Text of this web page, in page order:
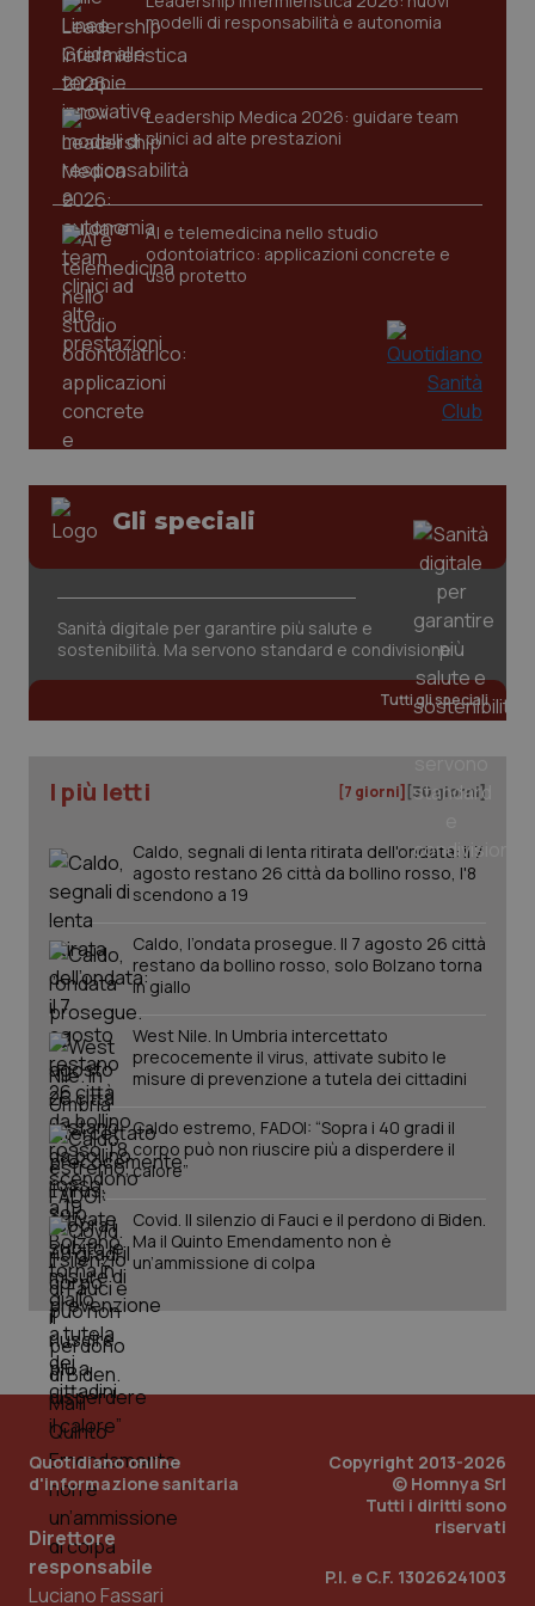
modelli di responsabilità e autonomia
Leadership Medica 2026: guidare team
clinici ad alte prestazioni
AI e telemedicina nello studio
odontoiatrico: applicazioni concrete e
uso protetto
Gli speciali
Sanità digitale per garantire più salute e
sostenibilità. Ma servono standard e condivisione
Tutti gli speciali
I più letti [7 giorni] [30 giorni]
Caldo, segnali di lenta ritirata dell'ondata: il 7
agosto restano 26 città da bollino rosso, l'8
scendono a 19
Caldo, l’ondata prosegue. Il 7 agosto 26 città
restano da bollino rosso, solo Bolzano torna
in giallo
West Nile. In Umbria intercettato
precocemente il virus, attivate subito le
misure di prevenzione a tutela dei cittadini
Caldo estremo, FADOI: “Sopra i 40 gradi il
corpo può non riuscire più a disperdere il
calore”
Covid. Il silenzio di Fauci e il perdono di Biden.
Ma il Quinto Emendamento non è
un’ammissione di colpa
Quotidiano online
d'informazione sanitaria
Direttore
responsabile
Luciano Fassari
Copyright 2013-2026
© Homnya Srl
Tutti i diritti sono
riservati
P.I. e C.F. 13026241003
.youtube.com
CookieScriptConsent
www.quotidianosanita.it
tracking-sites-ironfish-
www.quotidianosanita.it
2
_ga
Google LLC
.quotidianosanita.it
PHPSESSID
www.quotidianosanita.it